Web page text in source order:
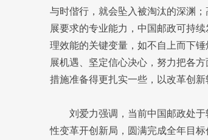
与时偕行，就会坠入被淘汰的深渊
展要求的专业能力，中国邮政可持
理效能的关键变量，如不自上而下
展机遇、坚定信心决心，努力把各
措施准备得更扎实一些，以改革创新
刘爱力强调，当前中国邮政处
性变革开创新局，圆满完成全年目标